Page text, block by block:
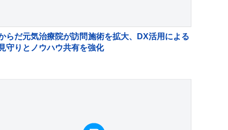
らだ元気治療院が訪問施術を拡大、DX活用による
見守りとノウハウ共有を強化